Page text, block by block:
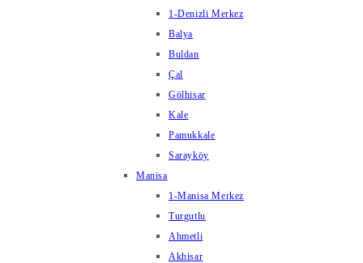
1-Denizli Merkez
Balya
Buldan
Çal
Gölhisar
Kale
Pamukkale
Sarayköy
Manisa
1-Manisa Merkez
Turgutlu
Ahmetli
Akhisar